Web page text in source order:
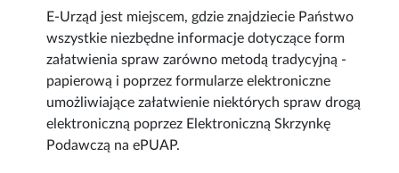
E-Urząd jest miejscem, gdzie znajdziecie Państwo
wszystkie niezbędne informacje dotyczące form
załatwienia spraw zarówno metodą tradycyjną -
papierową i poprzez formularze elektroniczne
umożliwiające załatwienie niektórych spraw drogą
elektroniczną poprzez Elektroniczną Skrzynkę
Podawczą na ePUAP.